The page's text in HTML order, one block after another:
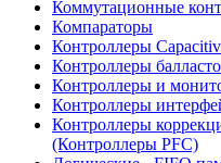
Коммутационные
Компараторы
Контроллеры
Контроллеры
Контроллеры и
Контроллеры
Контроллеры
(Контроллеры PFC)